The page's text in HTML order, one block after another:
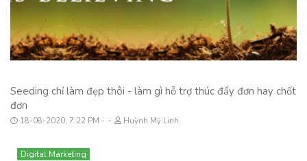
Seeding chỉ làm đẹp thôi - làm gì hỗ trợ thúc đẩy đơn hay chốt
đơn
18-08-2020, 7:22 PM - Huỳnh Mỹ Linh
Digital Marketing